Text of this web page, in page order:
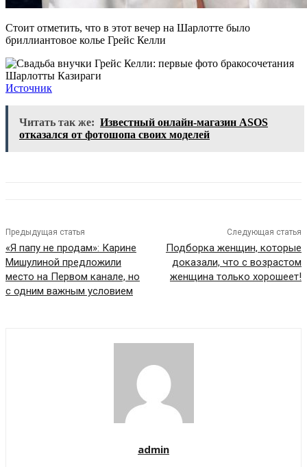
Стоит отметить, что в этот вечер на Шарлотте было
бриллиантовое колье Грейс Келли
Источник
Читать так же: Известный онлайн-магазин ASOS
отказался от фотошопа своих моделей
Предыдущая статья
«Я папу не продам»: Карине
Мишулиной предложили
место на Первом канале, но
с одним важным условием
Следующая статья
Подборка женщин, которые
доказали, что с возрастом
женщина только хорошеет!
admin